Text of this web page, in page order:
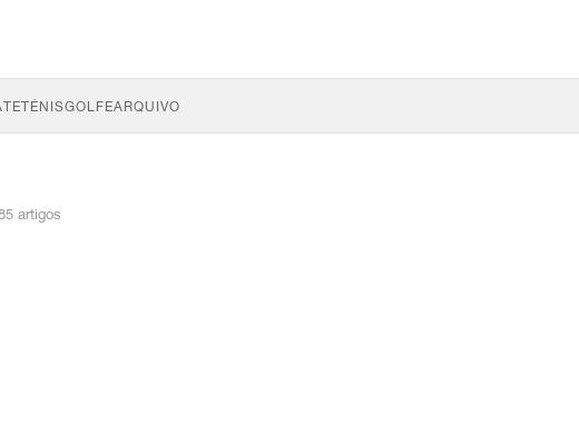
TÉNISGOLFEARQUIVO
artigos